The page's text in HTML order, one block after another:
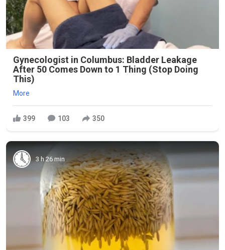
Gynecologist in Columbus: Bladder Leakage
After 50 Comes Down to 1 Thing (Stop Doing
This)
More
399 103 350
3 h 26 min